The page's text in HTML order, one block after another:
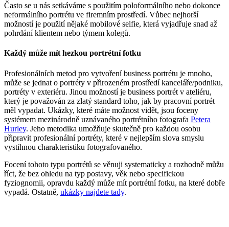
Často se u nás setkáváme s použitím poloformálního nebo dokonce
neformálního portrétu ve firemním prostředí. Vůbec nejhorší
možností je použití nějaké mobilové selfie, která vyjadřuje snad až
pohrdání klientem nebo týmem kolegů.
Každý může mít hezkou portrétní fotku
Profesionálních metod pro vytvoření business portrétu je mnoho,
může se jednat o portréty v přirozeném prostředí kanceláře/podniku,
portréty v exteriéru. Jinou možností je business portrét v ateliéru,
který je považován za zlatý standard toho, jak by pracovní portrét
měl vypadat. Ukázky, které máte možnost vidět, jsou foceny
systémem mezinárodně uznávaného portrétního fotografa Petera
Hurley. Jeho metodika umožňuje skutečně pro každou osobu
připravit profesionální portréty, které v nejlepším slova smyslu
vystihnou charakteristiku fotografovaného.
Focení tohoto typu portrétů se věnuji systematicky a rozhodně můžu
říct, že bez ohledu na typ postavy, věk nebo specifickou
fyziognomii, opravdu každý může mít portrétní fotku, na které dobře
vypadá. Ostatně, ukázky najdete tady.